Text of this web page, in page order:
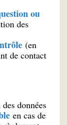
ou
des
(en
de contact
données
en cas de